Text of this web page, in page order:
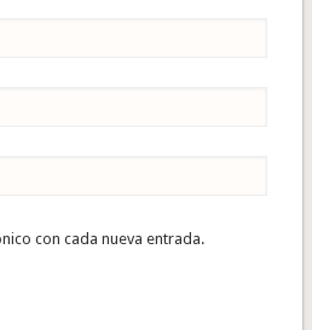
con cada nueva entrada.